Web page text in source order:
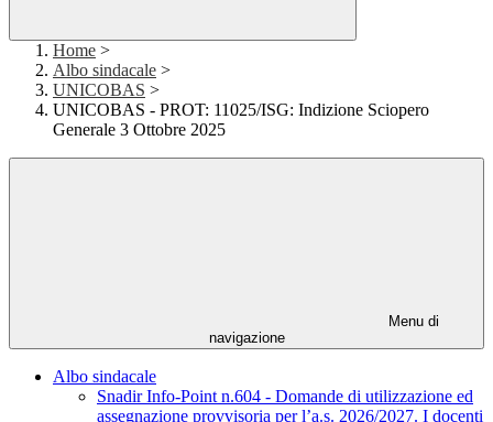
Home >
Albo sindacale >
UNICOBAS >
UNICOBAS - PROT: 11025/ISG: Indizione Sciopero
Generale 3 Ottobre 2025
Menu di
navigazione
Albo sindacale
Snadir Info-Point n.604 - Domande di utilizzazione ed
assegnazione provvisoria per l’a.s. 2026/2027. I docenti